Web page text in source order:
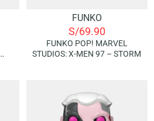
FUNKO
S/69.90
FUNKO POP! MARVEL
STUDIOS: X-MEN 97 – STORM